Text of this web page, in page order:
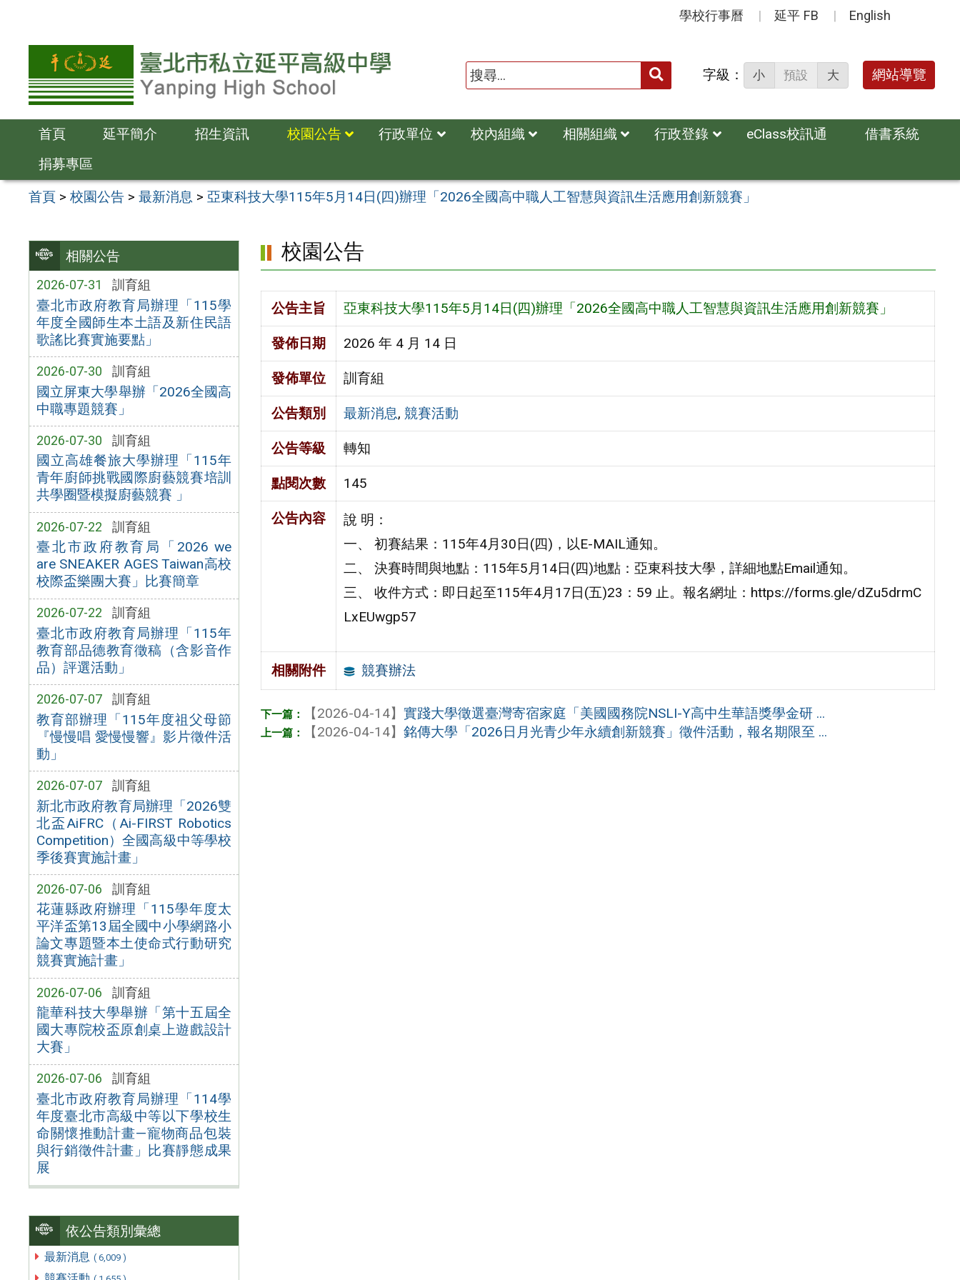
容
學校行事曆 延平 FB English
送出 字級： 小 預設 大 網站導覽
首頁 延平簡介 招生資訊 校園公告 行政單位 校內組織 相關組織 行政登錄 eClass校訊通
借書系統
捐募專區
首頁 >校園公告 >最新消息 >亞東科技大學115年5月14日(四)辦理「2026全國高中職人工智慧與資訊生活應用創新競賽」
相關公告
2026-07-31 訓育組
臺北市政府教育局辦理「115學
年度全國師生本土語及新住民語
歌謠比賽實施要點」
2026-07-30 訓育組
國立屏東大學舉辦「2026全國高
中職專題競賽」
2026-07-30 訓育組
國立高雄餐旅大學辦理「115年
青年廚師挑戰國際廚藝競賽培訓
共學圈暨模擬廚藝競賽 」
2026-07-22 訓育組
臺北市政府教育局「2026 we
are SNEAKER AGES Taiwan高校
校際盃樂團大賽」比賽簡章
2026-07-22 訓育組
臺北市政府教育局辦理「115年
教育部品德教育徵稿（含影音作
品）評選活動」
2026-07-07 訓育組
教育部辦理「115年度祖父母節
『慢慢唱 愛慢慢響』影片徵件活
動」
2026-07-07 訓育組
新北市政府教育局辦理「2026雙
北盃AiFRC（Ai-FIRST Robotics
Competition）全國高級中等學校
季後賽實施計畫」
2026-07-06 訓育組
花蓮縣政府辦理「115學年度太
平洋盃第13屆全國中小學網路小
論文專題暨本土使命式行動研究
競賽實施計畫」
2026-07-06 訓育組
龍華科技大學舉辦「第十五屆全
國大專院校盃原創桌上遊戲設計
大賽」
2026-07-06 訓育組
臺北市政府教育局辦理「114學
年度臺北市高級中等以下學校生
命關懷推動計畫—寵物商品包裝
與行銷徵件計畫」比賽靜態成果
展
依公告類別彙總
最新消息 ( 6,009 )
校園公告
公告主旨 亞東科技大學115年5月14日(四)辦理「2026全國高中職人工智慧與資訊生活應用創新競賽」
發佈日期 2026 年 4 月 14 日
發佈單位 訓育組
公告類別 最新消息, 競賽活動
公告等級 轉知
點閱次數 145
公告內容
說 明：
一、 初賽結果：115年4月30日(四)，以E-MAIL通知。
二、 決賽時間與地點：115年5月14日(四)地點：亞東科技大學，詳細地點Email通知。
三、 收件方式：即日起至115年4月17日(五)23：59 止。報名網址：https://forms.gle/dZu5drmC
LxEUwgp57
相關附件 競賽辦法
【2026-04-14】實踐大學徵選臺灣寄宿家庭「美國國務院NSLI-Y高中生華語獎學金研 ...
【2026-04-14】銘傳大學「2026日月光青少年永續創新競賽」徵件活動，報名期限至 ...